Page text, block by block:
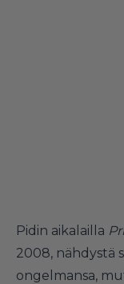
Pidin aikalailla
2008, nähdystä
ongelmansa,